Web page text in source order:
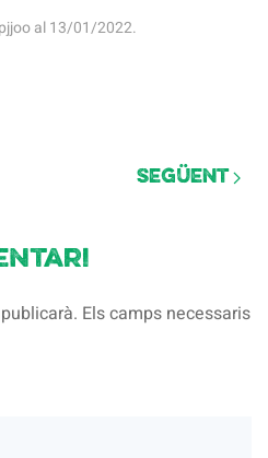
al13/01/2022.
Següent
Els camps necessaris